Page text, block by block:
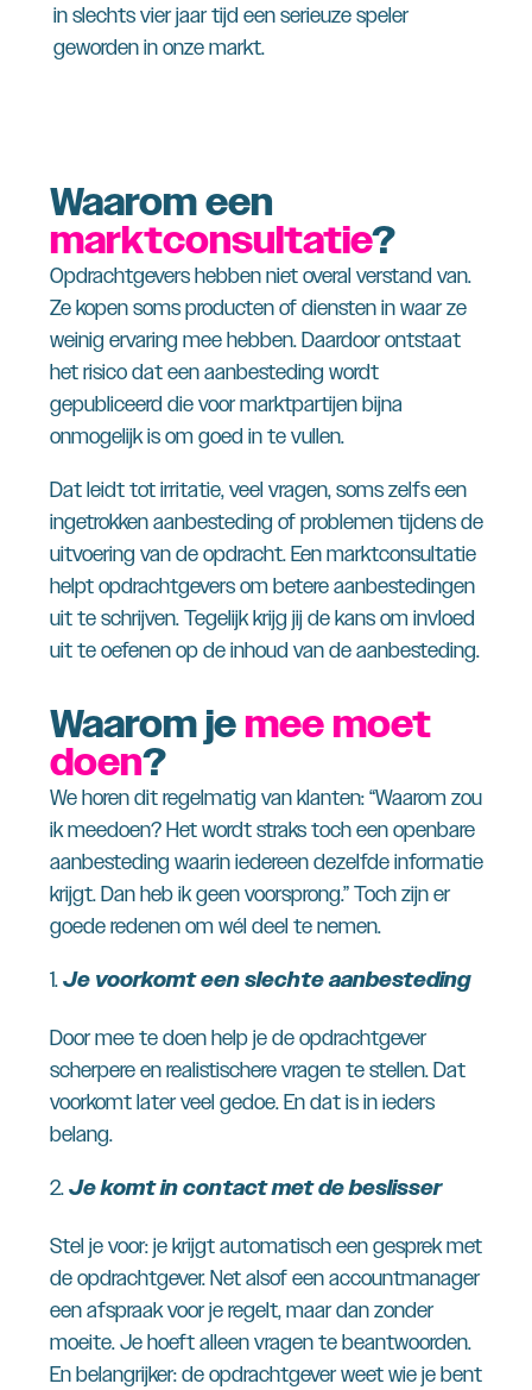
in slechts vier jaar tijd een serieuze speler
geworden in onze markt.
Waarom een
marktconsultatie?
Opdrachtgevers hebben niet overal verstand van.
Ze kopen soms producten of diensten in waar ze
weinig ervaring mee hebben. Daardoor ontstaat
het risico dat een aanbesteding wordt
gepubliceerd die voor marktpartijen bijna
onmogelijk is om goed in te vullen.
Dat leidt tot irritatie, veel vragen, soms zelfs een
ingetrokken aanbesteding of problemen tijdens de
uitvoering van de opdracht. Een marktconsultatie
helpt opdrachtgevers om betere aanbestedingen
uit te schrijven. Tegelijk krijg jij de kans om invloed
uit te oefenen op de inhoud van de aanbesteding.
Waarom jemee moet
doen?
We horen dit regelmatig van klanten: “Waarom zou
ik meedoen? Het wordt straks toch een openbare
aanbesteding waarin iedereen dezelfde informatie
krijgt. Dan heb ik geen voorsprong.” Toch zijn er
goede redenen om wél deel te nemen.
Je voorkomt een slechte aanbesteding
Door mee te doen help je de opdrachtgever
scherpere en realistischere vragen te stellen. Dat
voorkomt later veel gedoe. En dat is in ieders
belang.
Je komt in contact met de beslisser
Stel je voor: je krijgt automatisch een gesprek met
de opdrachtgever. Net alsof een accountmanager
een afspraak voor je regelt, maar dan zonder
moeite. Je hoeft alleen vragen te beantwoorden.
En belangrijker: de opdrachtgever weet wie je bent